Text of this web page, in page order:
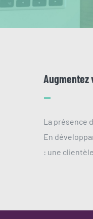
–
La présence
En
: une